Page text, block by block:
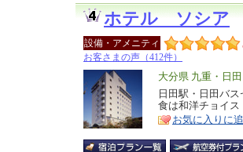
ホテル ソシア
設備・アメニティ
お客さまの声（412件）
エ
リ
ア
大分県 九重・日
特
徴
日田駅・日田バ
食は和洋チョイス
お気に入りに